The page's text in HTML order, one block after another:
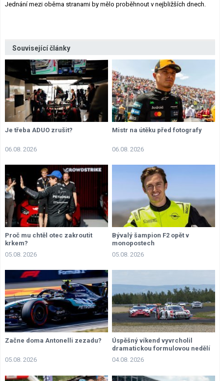
Jednání mezi oběma stranami by mělo proběhnout v nejbližších dnech.
Související články
Je třeba ADUO zrušit?
06.08. 2026
Mistr na útěku před fotografy
06.08. 2026
Proč mu chtěl otec zakroutit
krkem?
05.08. 2026
Bývalý šampion F2 opět v
monopostech
05.08. 2026
Začne doma Antonelli zezadu?
05.08. 2026
Úspěšný víkend vyvrcholil
dramatickou formulovou nedělí
04.08. 2026